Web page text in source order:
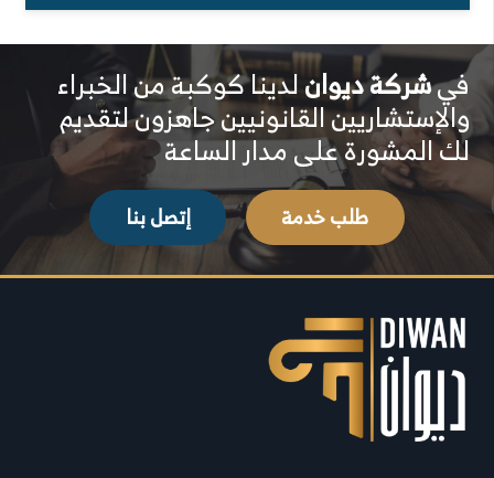
فيشركة ديوانلدينا كوكبة من الخبراء
والإستشاريين القانونيين جاهزون لتقديم
لك المشورة على مدار الساعة
طلب خدمة إتصل بنا